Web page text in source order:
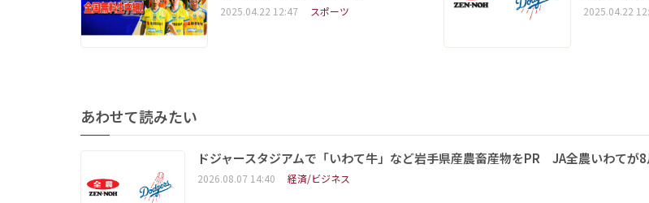
2025.04.22 12:47 スポーツ 2025.04.22
あわせて読みたい
ドジャースタジアムで「いわて牛」など岩手県産農畜産物をPR JA全農いわてが
2026.08.07 14:40 経済/ビジネス